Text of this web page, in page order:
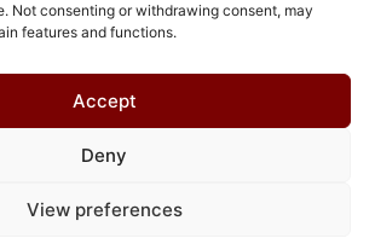
Not consenting or withdrawing consent, may
features and functions.
Accept
Deny
View preferences
Webseite? Unterstütze den
© 2026 Chris Helmbrecht